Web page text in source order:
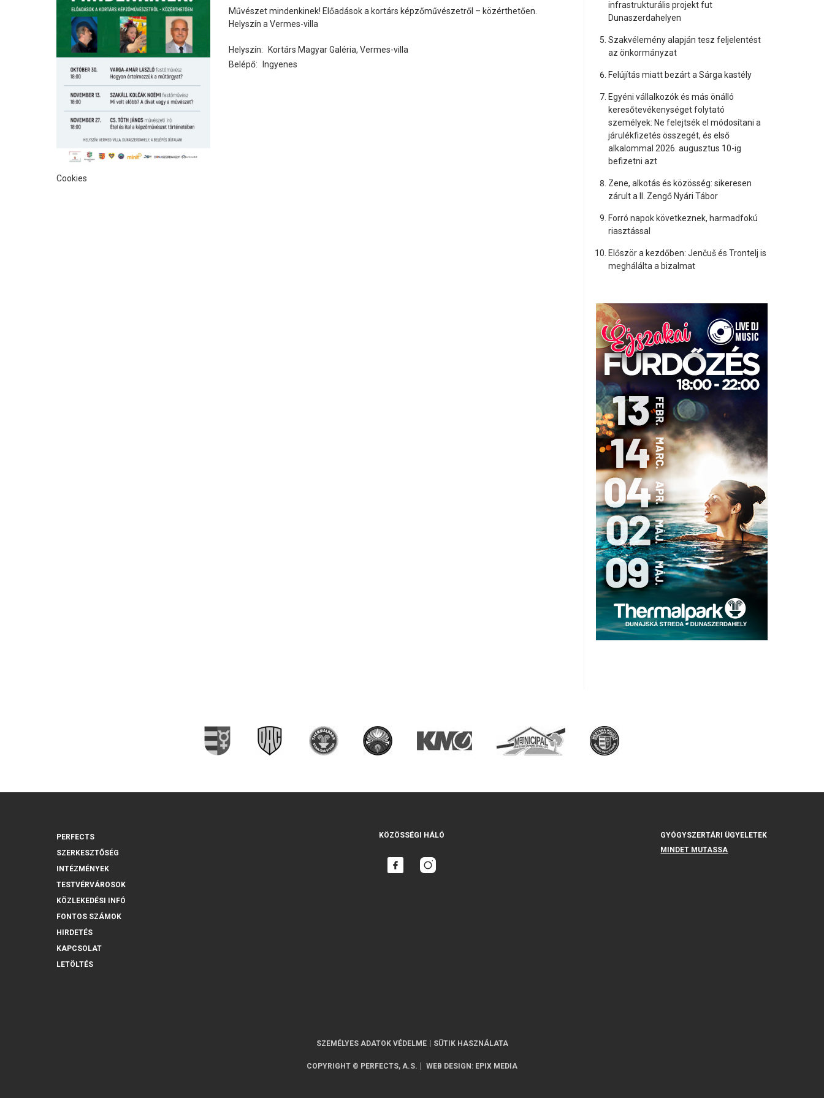
Művészet mindenkinek! Előadások a kortárs képzőművészetről – közérthetően.
Helyszín a Vermes-villa
Helyszín:
Kortárs Magyar Galéria, Vermes-villa
Belépő:
Ingyenes
Cookies
infrastrukturális projekt fut
Dunaszerdahelyen
Szakvélemény alapján tesz feljelentést
az önkormányzat
Felújítás miatt bezárt a Sárga kastély
Egyéni vállalkozók és más önálló
keresőtevékenységet folytató
személyek: Ne felejtsék el módosítani a
járulékfizetés összegét, és első
alkalommal 2026. augusztus 10-ig
befizetni azt
Zene, alkotás és közösség: sikeresen
zárult a II. Zengő Nyári Tábor
Forró napok következnek, harmadfokú
riasztással
Először a kezdőben: Jenčuš és Trontelj is
meghálálta a bizalmat
PERFECTS
SZERKESZTŐSÉG
INTÉZMÉNYEK
TESTVÉRVÁROSOK
KÖZLEKEDÉSI INFÓ
FONTOS SZÁMOK
HIRDETÉS
KAPCSOLAT
LETÖLTÉS
KÖZÖSSÉGI HÁLÓ
GYÓGYSZERTÁRI ÜGYELETEK
MINDET MUTASSA
SZEMÉLYES ADATOK VÉDELME SÜTIK HASZNÁLATA
COPYRIGHT © PERFECTS, A.S. WEB DESIGN : EPIX MEDIA